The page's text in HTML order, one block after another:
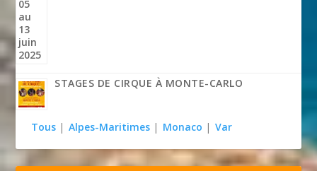
STAGES DE CIRQUE À MONTE-CARLO
Tous | Alpes-Maritimes | Monaco | Var